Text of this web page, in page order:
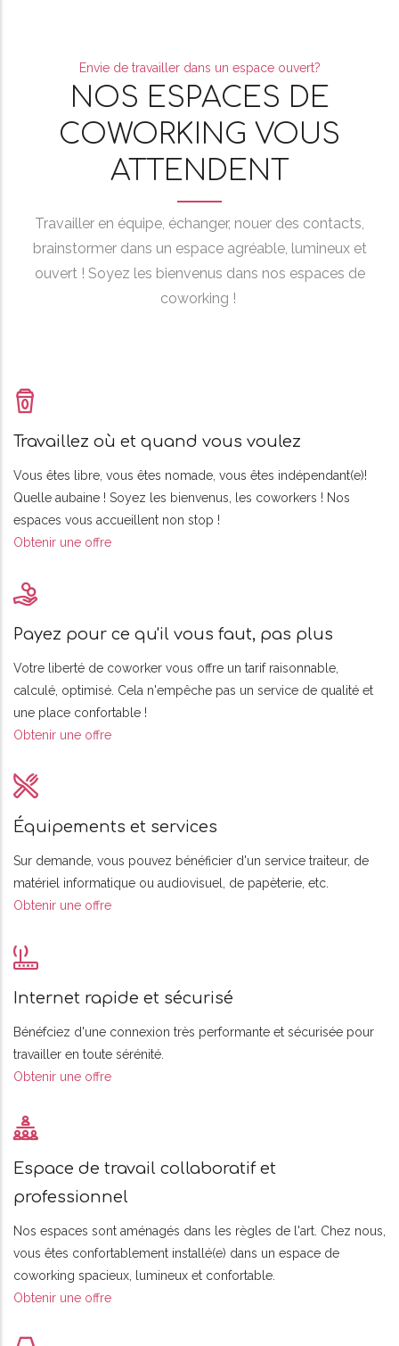
Envie de travailler dans un espace ouvert?
NOS ESPACES DE
COWORKING VOUS
ATTENDENT
Travailler en équipe, échanger, nouer des contacts,
brainstormer dans un espace agréable, lumineux et
ouvert ! Soyez les bienvenus dans nos espaces de
coworking !
Travaillez où et quand vous voulez
Vous êtes libre, vous êtes nomade, vous êtes indépendant(e)!
Quelle aubaine ! Soyez les bienvenus, les coworkers ! Nos
espaces vous accueillent non stop !
Obtenir une offre
Payez pour ce qu'il vous faut, pas plus
Votre liberté de coworker vous offre un tarif raisonnable,
calculé, optimisé. Cela n'empêche pas un service de qualité et
une place confortable !
Obtenir une offre
Équipements et services
Sur demande, vous pouvez bénéficier d'un service traiteur, de
matériel informatique ou audiovisuel, de papèterie, etc.
Obtenir une offre
Internet rapide et sécurisé
Bénéfciez d'une connexion très performante et sécurisée pour
travailler en toute sérénité.
Obtenir une offre
Espace de travail collaboratif et
professionnel
Nos espaces sont aménagés dans les règles de l'art. Chez nous,
vous êtes confortablement installé(e) dans un espace de
coworking spacieux, lumineux et confortable.
Obtenir une offre